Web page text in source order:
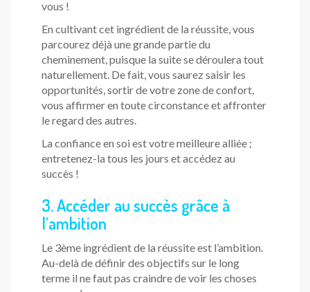
vous !
En cultivant cet ingrédient de la réussite, vous
parcourez déjà une grande partie du
cheminement, puisque la suite se déroulera tout
naturellement. De fait, vous saurez saisir les
opportunités, sortir de votre zone de confort,
vous affirmer en toute circonstance et affronter
le regard des autres.
La confiance en soi est votre meilleure alliée ;
entretenez-la tous les jours et accédez au
succès !
3. Accéder au succès grâce à
l’ambition
Le 3ème ingrédient de la réussite est l’ambition.
Au-delà de définir des objectifs sur le long
terme il ne faut pas craindre de voir les choses